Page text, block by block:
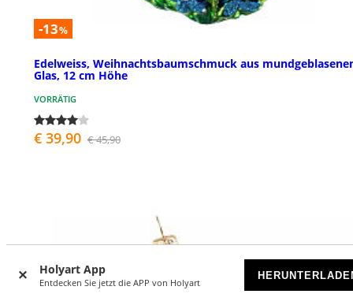
Holyart App
Entdecken Sie jetzt die APP von Holyart
-13%
Edelweiss, Weihnachtsbaumschmuck aus
Glas, 12 cm Höhe
VORRÄTIG
€ 39,90 € 45,90